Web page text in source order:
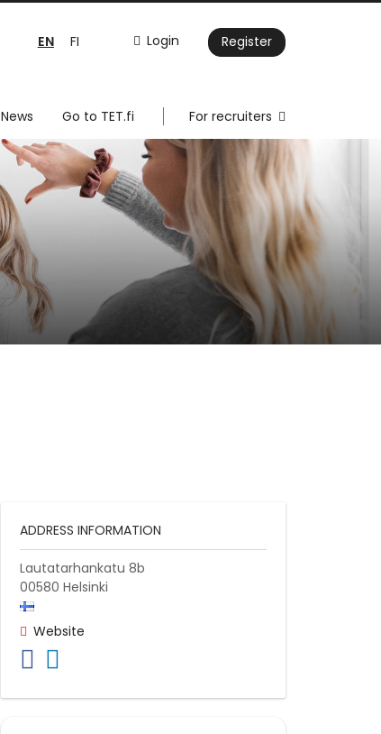
Login Register
EN FI
News Go to TET.fi For recruiters
ADDRESS INFORMATION
Lautatarhankatu 8b
00580 Helsinki
Website